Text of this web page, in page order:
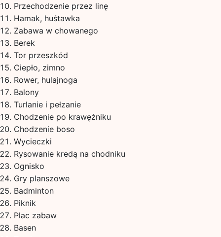
Przechodzenie przez linę
Hamak, huśtawka
Zabawa w chowanego
Berek
Tor przeszkód
Ciepło, zimno
Rower, hulajnoga
Balony
Turlanie i pełzanie
Chodzenie po krawężniku
Chodzenie boso
Wycieczki
Rysowanie kredą na chodniku
Ognisko
Gry planszowe
Badminton
Piknik
Plac zabaw
Basen